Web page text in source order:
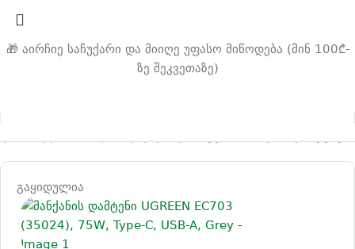
🎁 აირჩიე საჩუქარი და მიიღე უფასო მიწოდება (მინ 100₾-
ზე შეკვეთაზე)
გაყიდულია